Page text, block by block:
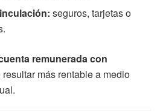
seguros, tarjetas o
remunerada con
más rentable a medio